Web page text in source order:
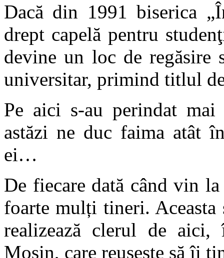
Dacă din 1991 biserica
drept capelă pentru
devine un loc de regăsire
universitar, primind titlul
Pe aici s-au perindat
astăzi ne duc faima atât
ei…
De fiecare dată când vin
foarte mulți tineri.
realizează clerul de
Moşin, care reuşeşte să îi